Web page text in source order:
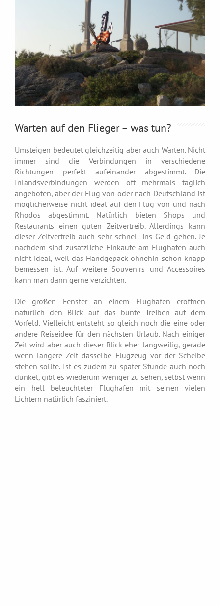
Warten auf den Flieger – was tun?
Umsteigen bedeutet gleichzeitig aber auch Warten. Nicht
immer sind die Verbindungen in verschiedene
Richtungen perfekt aufeinander abgestimmt. Die
Inlandsverbindungen werden oft mehrmals täglich
angeboten, aber der Flug von oder nach Deutschland ist
möglicherweise nicht ideal auf den Flug von und nach
Rhodos abgestimmt. Natürlich bieten Shops und
Restaurants einen guten Zeitvertreib. Allerdings kann
dieser Zeitvertreib auch sehr schnell ins Geld gehen. Je
nachdem sind zusätzliche Einkäufe am Flughafen auch
nicht ideal, weil das Handgepäck ohnehin schon knapp
bemessen ist. Auf weitere Souvenirs und Accessoires
kann man dann gerne verzichten.
Die großen Fenster an einem Flughafen eröffnen
natürlich den Blick auf das bunte Treiben auf dem
Vorfeld. Vielleicht entsteht so gleich noch die eine oder
andere Reiseidee für den nächsten Urlaub. Nach einiger
Zeit wird aber auch dieser Blick eher langweilig, gerade
wenn längere Zeit dasselbe Flugzeug vor der Scheibe
stehen sollte. Ist es zudem zu später Stunde auch noch
dunkel, gibt es wiederum weniger zu sehen, selbst wenn
ein hell beleuchteter Flughafen mit seinen vielen
Lichtern natürlich fasziniert.